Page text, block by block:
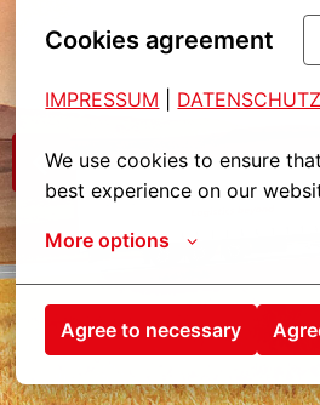
Cookies agreement
IMPRESSUM DATENSCHUTZ
We use cookies to ensure
best experience on our
More options
Agree to necessary